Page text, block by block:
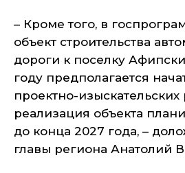
– Кроме того, в
объект строительства
дороги к поселку
году предполагается
проектно-изыскательских
реализация объекта
до конца 2027 года, –
главы региона Анатолий